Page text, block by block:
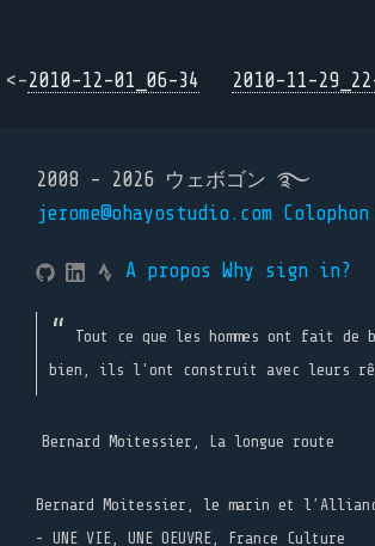
<-2010-12-01_06-34 2010-11-
2008 - 2026 ウェボゴン ࿐
jerome@ohayostudio.com Colophon
A propos Why sign in?
Tout ce que les hommes ont fait de
bien, ils l'ont construit avec leurs
Bernard Moitessier, La longue route
Bernard Moitessier, le marin et
- UNE VIE, UNE OEUVRE, France Culture